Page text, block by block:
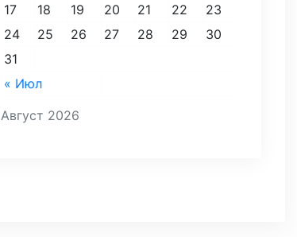
Август 2026
« Июл
17
18 19 20 21 22
23
24
25 26 27 28 29
30
31